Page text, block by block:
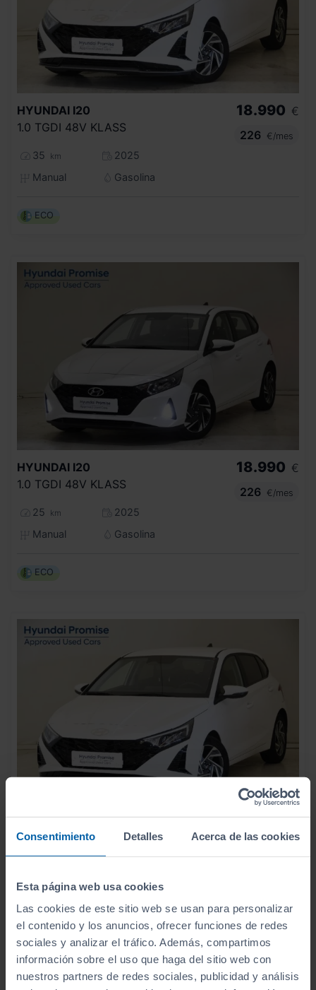
Consentimiento Detalles Acerca de las cookies
Esta página web usa cookies
Las cookies de este sitio web se usan para personalizar
el contenido y los anuncios, ofrecer funciones de redes
sociales y analizar el tráfico. Además, compartimos
información sobre el uso que haga del sitio web con
nuestros partners de redes sociales, publicidad y análisis
HYUNDAI I20
1.0 TGDI 48V KLASS
35 km
2025
Manual
Gasolina
18.990 €
226
€/mes
ECO
HYUNDAI I20
1.0 TGDI 48V KLASS
25 km
2025
Manual
Gasolina
18.990 €
226
€/mes
ECO
1.0 TGDI 48V KLASS
Manual
Gasolina
ECO